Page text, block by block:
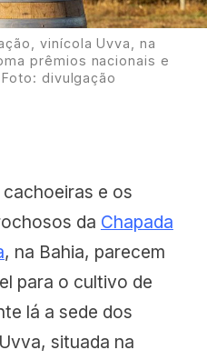
Proudly
vinícola Uvva, na
prêmios nacionais e
divulgação
e os
da Chapada
, na Bahia, parecem
para o cultivo de
lá a sede dos
situada na